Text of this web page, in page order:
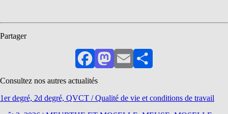
Partager
FacebookMastodon
EmailPartager
Consultez nos autres actualités
1er degré, 2d degré, QVCT / Qualité de vie et conditions de travail